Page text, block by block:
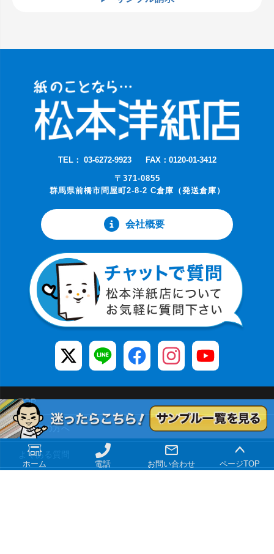
TEL： 03-6272-9923
FAX：0120-01-3412
〒371-0855
群馬県前橋市問屋町2-8-2 C倉庫（発送倉庫）
会社概要
TOP
初めての方へ
よくある質問
ホーム 電話 お問い合わせ ページTOP